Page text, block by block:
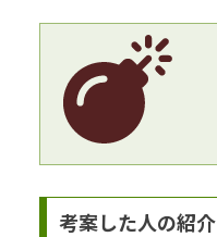
考案した人の紹介